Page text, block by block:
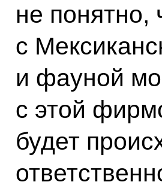
не понятно,
с
и фауной
с этой
будет